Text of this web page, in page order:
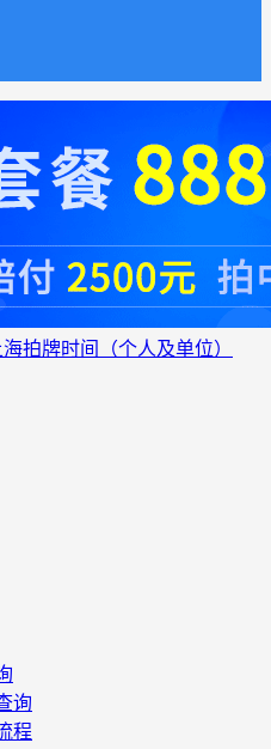
拍牌时间（个人及单位）
询
程